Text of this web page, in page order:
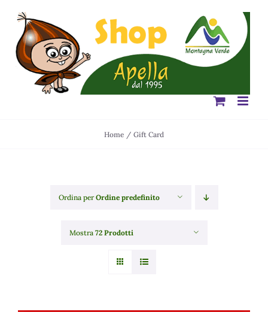
contenuto
Home Gift Card
Ordina perOrdine predefinito
Mostra 72 Prodotti